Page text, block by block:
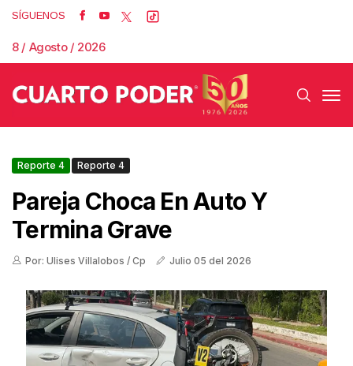
SÍGUENOS
8 / Agosto / 2026
Reporte 4 Reporte 4
Pareja Choca En Auto Y
Termina Grave
Por: Ulises Villalobos / Cp Julio 05 del 2026